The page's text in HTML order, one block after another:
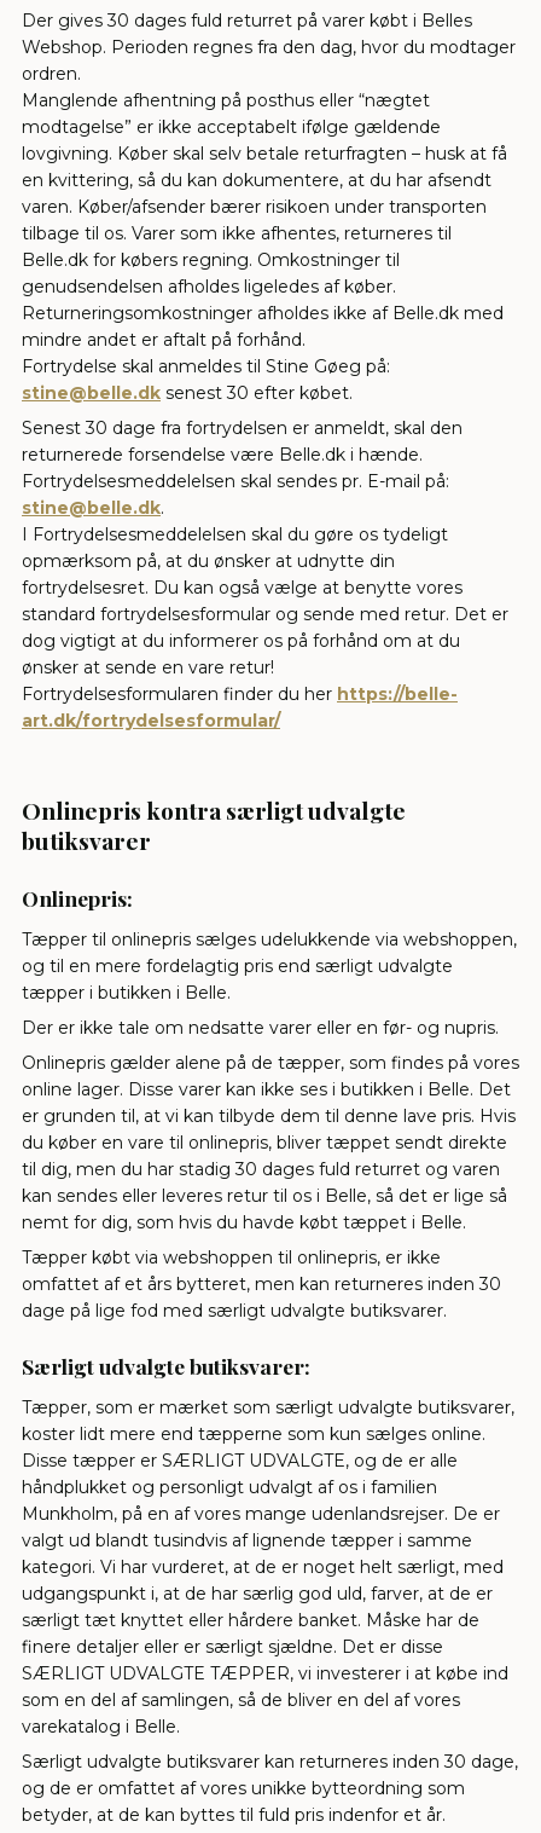
Der gives 30 dages fuld returret på varer købt i Belles
Webshop. Perioden regnes fra den dag, hvor du modtager
ordren.
Manglende afhentning på posthus eller “nægtet
modtagelse” er ikke acceptabelt ifølge gældende
lovgivning. Køber skal selv betale returfragten – husk at få
en kvittering, så du kan dokumentere, at du har afsendt
varen. Køber/afsender bærer risikoen under transporten
tilbage til os. Varer som ikke afhentes, returneres til
Belle.dk for købers regning. Omkostninger til
genudsendelsen afholdes ligeledes af køber.
Returneringsomkostninger afholdes ikke af Belle.dk med
mindre andet er aftalt på forhånd.
Fortrydelse skal anmeldes til Stine Gøeg på:
stine@belle.dk senest 30 efter købet.
Senest 30 dage fra fortrydelsen er anmeldt, skal den
returnerede forsendelse være Belle.dk i hænde.
Fortrydelsesmeddelelsen skal sendes pr. E-mail på:
stine@belle.dk.
I Fortrydelsesmeddelelsen skal du gøre os tydeligt
opmærksom på, at du ønsker at udnytte din
fortrydelsesret. Du kan også vælge at benytte vores
standard fortrydelsesformular og sende med retur. Det er
dog vigtigt at du informerer os på forhånd om at du
ønsker at sende en vare retur!
Fortrydelsesformularen finder du her https://belle-
art.dk/fortrydelsesformular/
Onlinepris kontra særligt udvalgte
butiksvarer
Onlinepris:
Tæpper til onlinepris sælges udelukkende via webshoppen,
og til en mere fordelagtig pris end særligt udvalgte
tæpper i butikken i Belle.
Der er ikke tale om nedsatte varer eller en før- og nupris.
Onlinepris gælder alene på de tæpper, som findes på vores
online lager. Disse varer kan ikke ses i butikken i Belle. Det
er grunden til, at vi kan tilbyde dem til denne lave pris. Hvis
du køber en vare til onlinepris, bliver tæppet sendt direkte
til dig, men du har stadig 30 dages fuld returret og varen
kan sendes eller leveres retur til os i Belle, så det er lige så
nemt for dig, som hvis du havde købt tæppet i Belle.
Tæpper købt via webshoppen til onlinepris, er ikke
omfattet af et års bytteret, men kan returneres inden 30
dage på lige fod med særligt udvalgte butiksvarer.
Særligt udvalgte butiksvarer:
Tæpper, som er mærket som særligt udvalgte butiksvarer,
koster lidt mere end tæpperne som kun sælges online.
Disse tæpper er SÆRLIGT UDVALGTE, og de er alle
håndplukket og personligt udvalgt af os i familien
Munkholm, på en af vores mange udenlandsrejser. De er
valgt ud blandt tusindvis af lignende tæpper i samme
kategori. Vi har vurderet, at de er noget helt særligt, med
udgangspunkt i, at de har særlig god uld, farver, at de er
særligt tæt knyttet eller hårdere banket. Måske har de
finere detaljer eller er særligt sjældne. Det er disse
SÆRLIGT UDVALGTE TÆPPER, vi investerer i at købe ind
som en del af samlingen, så de bliver en del af vores
varekatalog i Belle.
Særligt udvalgte butiksvarer kan returneres inden 30 dage,
og de er omfattet af vores unikke bytteordning som
betyder, at de kan byttes til fuld pris indenfor et år.